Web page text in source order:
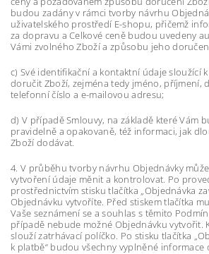
budou zadány v rámci tvorby návrhu
uživatelského prostředí E-shopu, přičemž
za dopravu a Celkové ceně budou uvedeny
Vámi zvolného Zboží a způsobu jeho
c) Své identifikační a kontaktní údaje sloužící
doručit Zboží, zejména tedy jméno, příjmení,
telefonní číslo a e-mailovou adresu;
d) V případě Smlouvy, na základě které Vám
pravidelně a opakovaně, též informaci, jak
Zboží dodávat.
4. V průběhu tvorby návrhu Objednávky
vytvoření údaje měnit a kontrolovat. Po
prostřednictvím stisku tlačítka „Objednávka
Objednávku vytvoříte. Před stiskem tlačítka
Vaše seznámení se a souhlas s těmito
případě nebude možné Objednávku vytvořit.
slouží zatrhávací políčko. Po stisku tlačítka
k platbě“ budou všechny vyplněné informace